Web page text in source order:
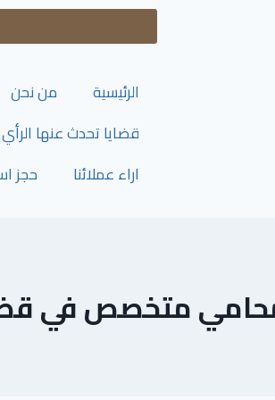
الرئيسية من نحن
قضايا تحدث عنها
اراء عملائنا
حجز
متخصص في